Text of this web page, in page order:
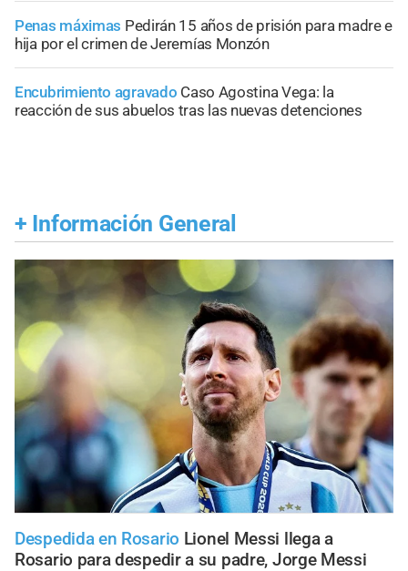
Penas máximas Pedirán 15 años de prisión para madre e
hija por el crimen de Jeremías Monzón
Encubrimiento agravado Caso Agostina Vega: la
reacción de sus abuelos tras las nuevas detenciones
+ Información General
Despedida en Rosario Lionel Messi llega a
Rosario para despedir a su padre, Jorge Messi